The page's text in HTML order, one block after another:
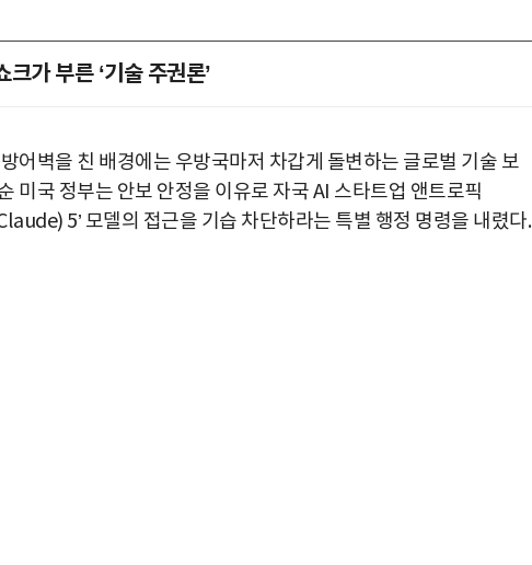
가 부른 ‘기술 주권론’
어벽을 친 배경에는 우방국마저 차갑게 돌변하는 글로벌 기술 보
미국 정부는 안보 안정을 이유로 자국 AI 스타트업 앤트로픽
5’ 모델의 접근을 기습 차단하라는 특별 행정 명령을 내렸다.